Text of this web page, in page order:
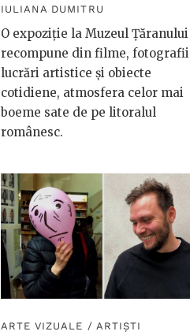
IULIANA DUMITRU
O expoziție la Muzeul Țăranului
recompune din filme,
lucrări artistice și obiecte
cotidiene, atmosfera celor mai
boeme sate de pe litoralul
românesc.
ARTE VIZUALE / ARTIȘTI